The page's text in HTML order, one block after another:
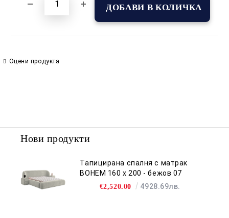
Оцени продукта
Нови продукти
Тапицирана спалня с матрак
BOHEM 160 х 200 - бежов 07
€2,520.00 4928.69лв.